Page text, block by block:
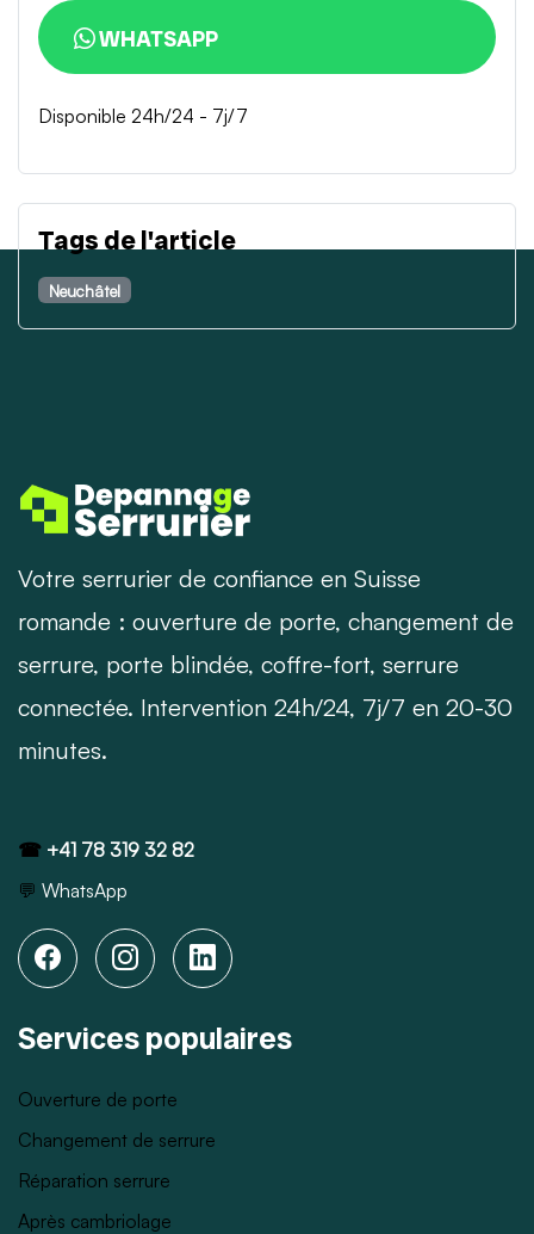
WHATSAPP
Disponible 24h/24 - 7j/7
Tags de l'article
Neuchâtel
Votre serrurier de confiance en Suisse
romande : ouverture de porte, changement de
serrure, porte blindée, coffre-fort, serrure
connectée. Intervention 24h/24, 7j/7 en 20-30
minutes.
☎ +41 78 319 32 82
💬 WhatsApp
Services populaires
Ouverture de porte
Changement de serrure
Réparation serrure
Après cambriolage